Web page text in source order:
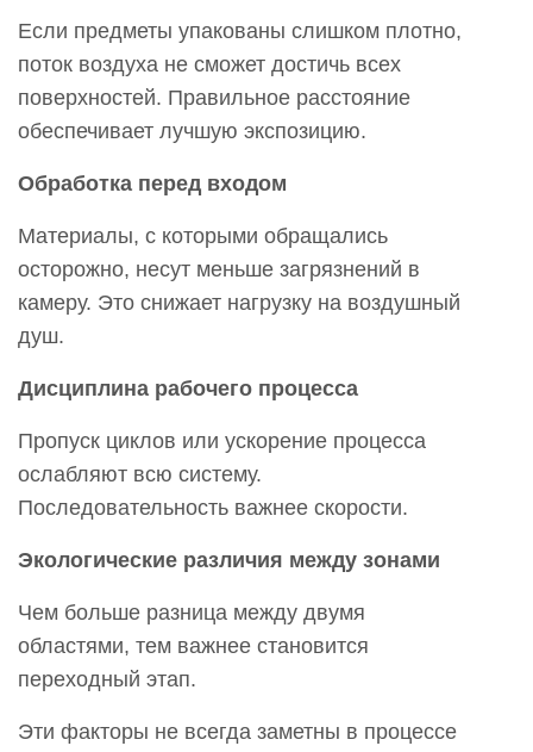
Если предметы упакованы слишком плотно,
поток воздуха не сможет достичь всех
поверхностей. Правильное расстояние
обеспечивает лучшую экспозицию.
Обработка перед входом
Материалы, с которыми обращались
осторожно, несут меньше загрязнений в
камеру. Это снижает нагрузку на воздушный
душ.
Дисциплина рабочего процесса
Пропуск циклов или ускорение процесса
ослабляют всю систему.
Последовательность важнее скорости.
Экологические различия между зонами
Чем больше разница между двумя
областями, тем важнее становится
переходный этап.
Эти факторы не всегда заметны в процессе